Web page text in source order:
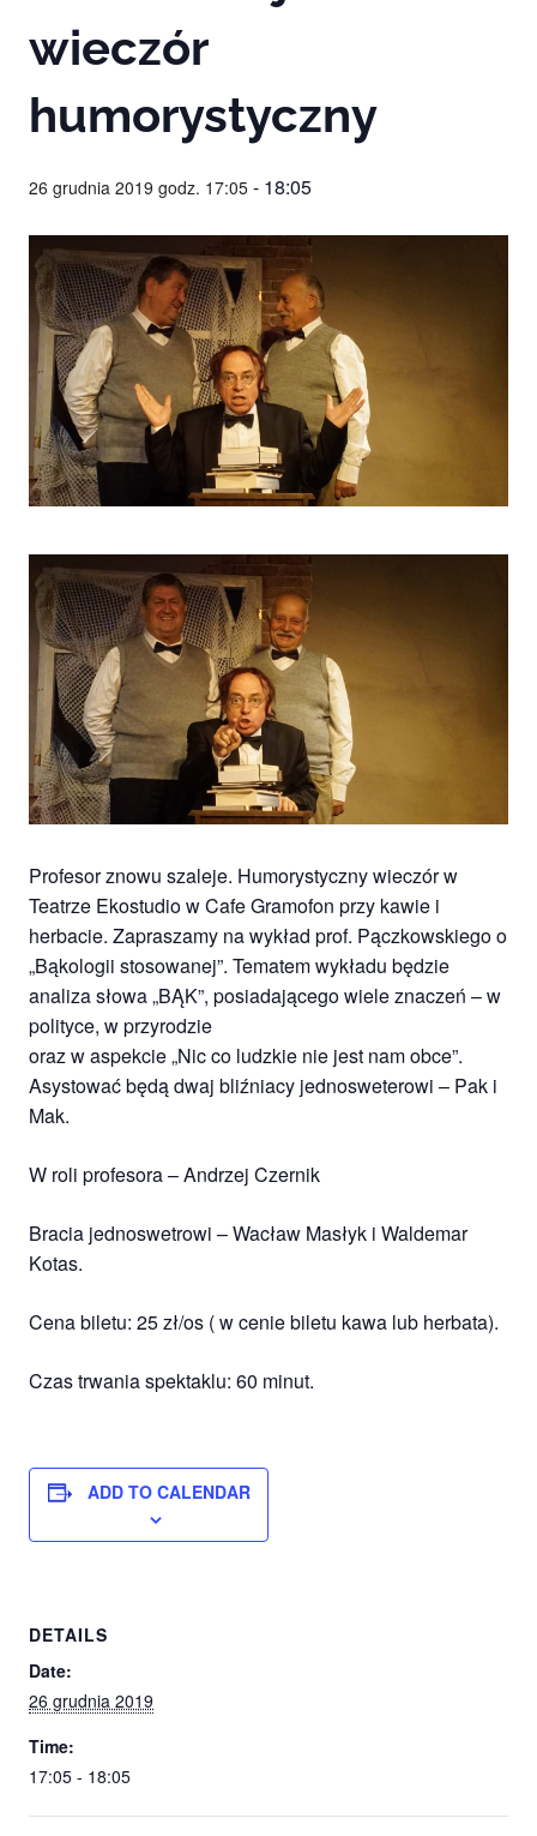
zaprasza
widzów
spektakle,
wernisaże,
filmów.
teatr.
wieczór
humorystyczny
26 grudnia 2019 godz. 17:05 - 18:05
Profesor znowu szaleje. Humorystyczny wieczór w
Teatrze Ekostudio w Cafe Gramofon przy kawie i
herbacie. Zapraszamy na wykład prof. Pączkowskiego o
„Bąkologii stosowanej”. Tematem wykładu będzie
analiza słowa „BĄK”, posiadającego wiele znaczeń – w
polityce, w przyrodzie
oraz w aspekcie „Nic co ludzkie nie jest nam obce”.
Asystować będą dwaj bliźniacy jednosweterowi – Pak i
Mak.
W roli profesora – Andrzej Czernik
Bracia jednoswetrowi – Wacław Masłyk i Waldemar
Kotas.
Cena biletu: 25 zł/os ( w cenie biletu kawa lub herbata).
Czas trwania spektaklu: 60 minut.
ADD TO CALENDAR
DETAILS
Date:
26 grudnia 2019
Time:
17:05 - 18:05